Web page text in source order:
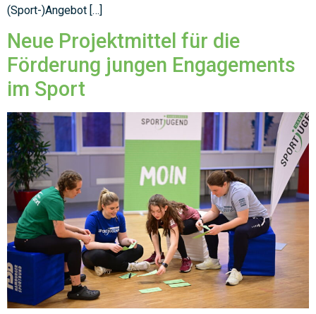
(Sport-)Angebot […]
Neue Projektmittel für die
Förderung jungen Engagements
im Sport